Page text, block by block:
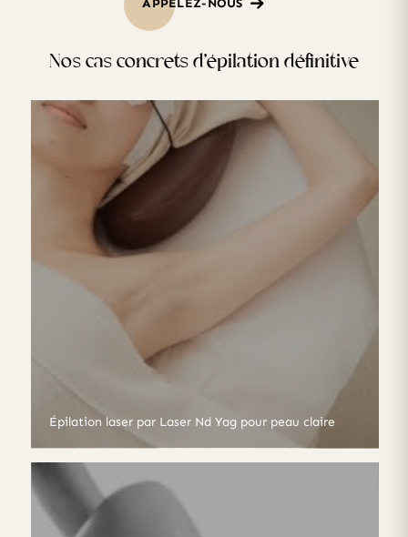
APPELEZ-NOUS
Nos cas concrets d’épilation définitive
Épilation laser par Laser Nd Yag pour peau claire